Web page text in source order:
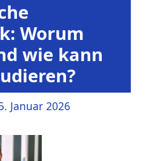
Worum
wie kann
Januar 2026